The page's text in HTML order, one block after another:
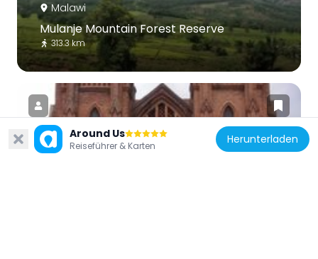
Malawi
Mulanje Mountain Forest Reserve
313.3 km
Around Us
Reiseführer & Karten Herunterladen